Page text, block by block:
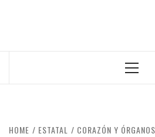
HOME ESTATAL
CORAZÓN Y